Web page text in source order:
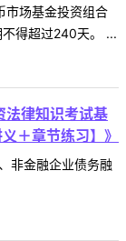
市场基金投资组合
得超过240天。 ...
律知识考试基
＋章节练习】》
非金融企业债务融